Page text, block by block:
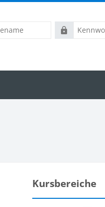
Kennwort
Kursbereiche